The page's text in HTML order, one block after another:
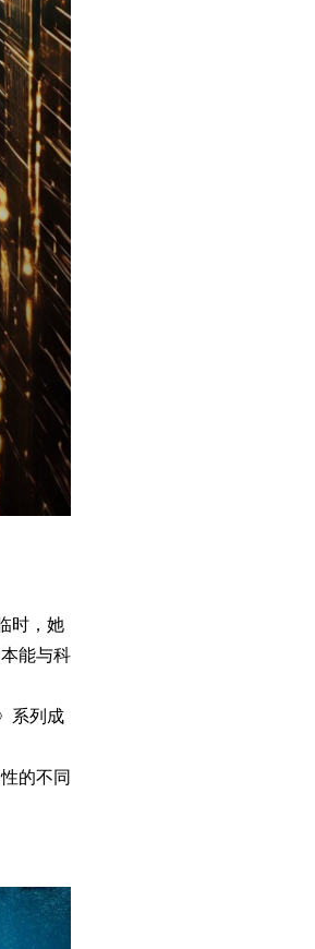
时，她
能与科
系列成
的不同